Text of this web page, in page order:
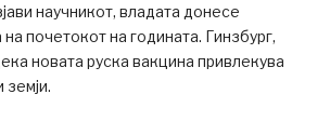
научникот, владата донесе
почетокот на годината. Гинзбург,
новата руска вакцина привлекува
земји.